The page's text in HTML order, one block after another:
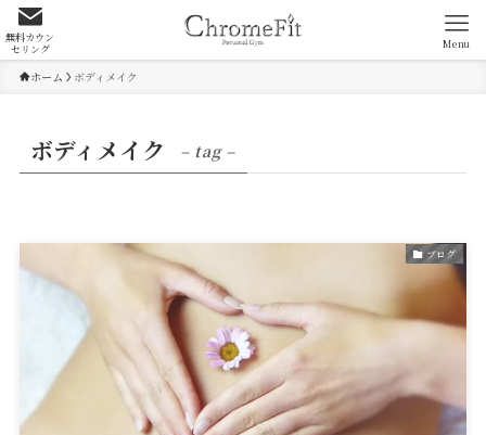
無料カウン
セリング Menu
ホーム ボディメイク
ボディメイク – tag –
ブログ